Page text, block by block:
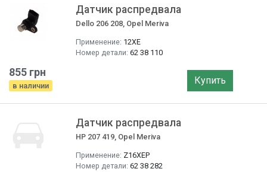
Датчик распредвала
Dello 206 208, Opel Meriva
Применение: 12XE
Номер детали: 62 38 110
855 грн
в наличии Купить
Датчик распредвала
HP 207 419, Opel Meriva
Применение: Z16XEP
Номер детали: 62 38 282